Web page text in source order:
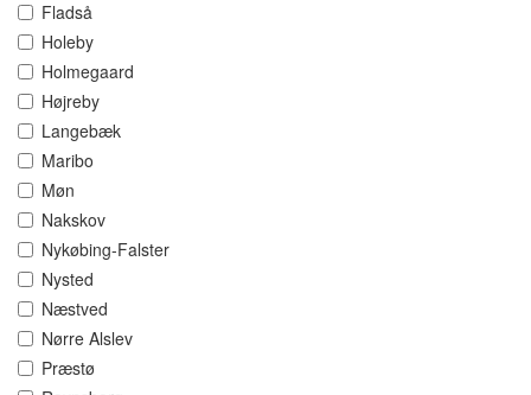
Fladså
Holeby
Holmegaard
Højreby
Langebæk
Maribo
Møn
Nakskov
Nykøbing-Falster
Nysted
Næstved
Nørre Alslev
Præstø